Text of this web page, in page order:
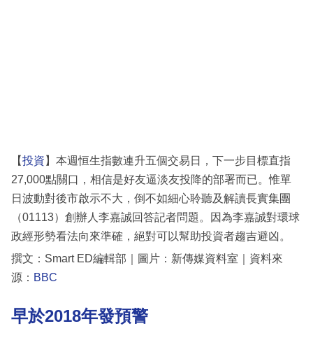
區
【投資 】本週恒生指數連升五個交易日，下一步目標直指
27,000點關口，相信是好友逼淡友投降的部署而已。惟單
日波動對後市啟示不大，倒不如細心聆聽及解讀長實集團
（01113）創辦人李嘉誠回答記者問題。因為李嘉誠對環球
政經形勢看法向來準確，絕對可以幫助投資者趨吉避凶。
撰文：Smart ED編輯部｜圖片：新傳媒資料室｜資料來
源： BBC
早於2018年發預警